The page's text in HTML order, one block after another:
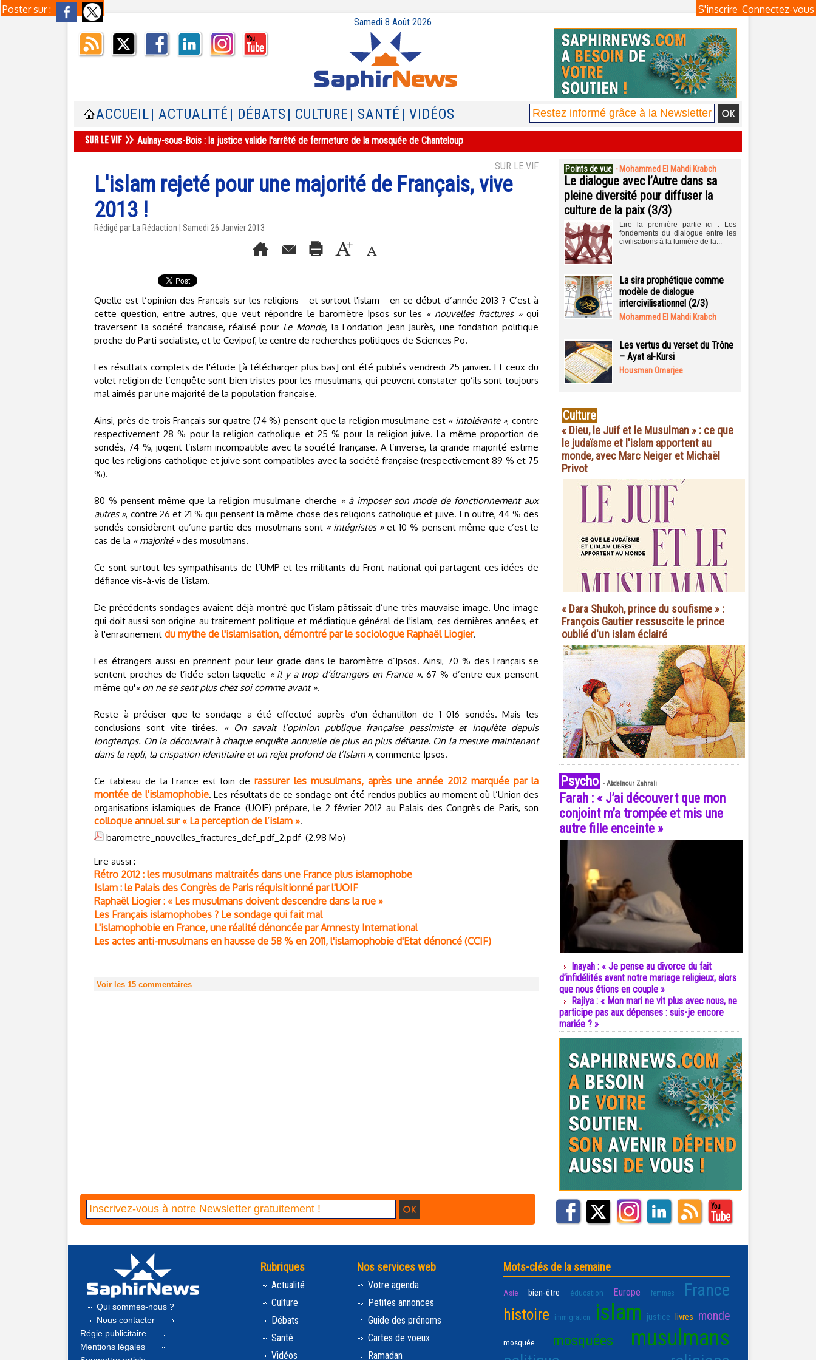
Poster sur : Connectez-vous
S'inscrire
Samedi 8 Août 2026
ACCUEIL | ACTUALITÉ | DÉBATS | CULTURE | SANTÉ | VIDÉOS
Aulnay-sous-Bois : la justice valide l'arrêté de fermeture de la mosquée de Chanteloup
SUR LE VIF
L'islam rejeté pour une majorité de Français, vive
2013 !
Rédigé par La Rédaction | Samedi 26 Janvier 2013
Quelle est l’opinion des Français sur les religions - et surtout l'islam - en ce début d’année 2013 ? C’est à
cette question, entre autres, que veut répondre le baromètre Ipsos sur les « nouvelles fractures »qui
traversent la société française, réalisé pour Le Monde, la Fondation Jean Jaurès, une fondation politique
proche du Parti socialiste, et le Cevipof, le centre de recherches politiques de Sciences Po.
Les résultats complets de l'étude [à télécharger plus bas] ont été publiés vendredi 25 janvier. Et ceux du
volet religion de l’enquête sont bien tristes pour les musulmans, qui peuvent constater qu’ils sont toujours
mal aimés par une majorité de la population française.
Ainsi, près de trois Français sur quatre (74 %) pensent que la religion musulmane est « intolérante », contre
respectivement 28 % pour la religion catholique et 25 % pour la religion juive. La même proportion de
sondés, 74 %, jugent l’islam incompatible avec la société française. A l’inverse, la grande majorité estime
que les religions catholique et juive sont compatibles avec la société française (respectivement 89 % et 75
%).
80 % pensent même que la religion musulmane cherche « à imposer son mode de fonctionnement aux
autres », contre 26 et 21 % qui pensent la même chose des religions catholique et juive. En outre, 44 % des
sondés considèrent qu’une partie des musulmans sont « intégristes »et 10 % pensent même que c’est le
cas de la « majorité »des musulmans.
Ce sont surtout les sympathisants de l’UMP et les militants du Front national qui partagent ces idées de
défiance vis-à-vis de l’islam.
De précédents sondages avaient déjà montré que l’islam pâtissait d’une très mauvaise image. Une image
qui doit aussi son origine au traitement politique et médiatique général de l'islam, ces dernières années, et
à l'enracinement du mythe de l'islamisation, démontré par le sociologue Raphaël Liogier.
Les étrangers aussi en prennent pour leur grade dans le baromètre d’Ipsos. Ainsi, 70 % des Français se
sentent proches de l’idée selon laquelle « il y a trop d’étrangers en France ». 67 % d’entre eux pensent
même qu'« on ne se sent plus chez soi comme avant ».
Reste à préciser que le sondage a été effectué auprès d'un échantillon de 1 016 sondés. Mais les
conclusions sont vite tirées.
« On savait l’opinion publique française pessimiste et inquiète depuis
longtemps. On la découvrait à chaque enquête annuelle de plus en plus défiante. On la mesure maintenant
dans le repli, la crispation identitaire et un rejet profond de l’Islam », commente Ipsos.
Ce tableau de la France est loin derassurer les musulmans, après une année 2012 marquée par la
montée de l'islamophobie. Les résultats de ce sondage ont été rendus publics au moment où l’Union des
organisations islamiques de France (UOIF) prépare, le 2 février 2012 au Palais des Congrès de Paris, son
colloque annuel sur « La perception de l’islam ».
barometre_nouvelles_fractures_def_pdf_2.pdf (2.98 Mo)
Lire aussi :
Rétro 2012 : les musulmans maltraités dans une France plus islamophobe
Islam : le Palais des Congrès de Paris réquisitionné par l'UOIF
Raphaël Liogier : « Les musulmans doivent descendre dans la rue »
Les Français islamophobes ? Le sondage qui fait mal
L'islamophobie en France, une réalité dénoncée par Amnesty International
Les actes anti-musulmans en hausse de 58 % en 2011, l'islamophobie d'Etat dénoncé (CCIF)
Voir les 15 commentaires
Points de vue - Mohammed El Mahdi Krabch
Le dialogue avec l’Autre dans sa
pleine diversité pour diffuser la
culture de la paix (3/3)
Lire la première partie ici : Les
fondements du dialogue entre les
civilisations à la lumière de la...
La sira prophétique comme
modèle de dialogue
intercivilisationnel (2/3)
Mohammed El Mahdi Krabch
Les vertus du verset du Trône
– Ayat al-Kursi
Housman Omarjee
Culture
« Dieu, le Juif et le Musulman » : ce que
le judaïsme et l'islam apportent au
monde, avec Marc Neiger et Michaël
Privot
« Dara Shukoh, prince du soufisme » :
François Gautier ressuscite le prince
oublié d'un islam éclairé
Psycho - Abdelnour Zahrali
Farah : « J’ai découvert que mon
conjoint m’a trompée et mis une
autre fille enceinte »
Inayah : « Je pense au divorce du fait
d’infidélités avant notre mariage religieux, alors
que nous étions en couple »
Rajiya : « Mon mari ne vit plus avec nous, ne
participe pas aux dépenses : suis-je encore
mariée ? »
Qui sommes-nous ?
Nous contacter
Régie publicitaire
Mentions légales
Rubriques
Actualité
Culture
Débats
Santé
Vidéos
Nos services web
Votre agenda
Petites annonces
Guide des prénoms
Cartes de voeux
Ramadan
Mots-clés de la semaine
Asie bien-être éducation Europe femmes France
histoire immigration islam justice livres monde
mosquée mosquées musulmans